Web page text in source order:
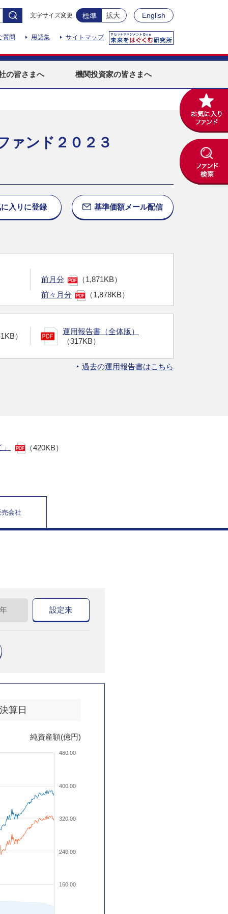
文字サイズ変更 標準 拡大 English
質問 用語集 サイトマップ
の皆さまへ 機関投資家の皆さまへ
ァンド２０２３
入りに登録 基準価額メール配信
前月分
（1,871KB）
前々月分
（1,878KB）
）
運用報告書（全体版）
（317KB）
過去の運用報告書はこちら
（420KB）
会社
設定来
決算日
純資産額(億円)
400.00
160.00
240.00
320.00
480.00